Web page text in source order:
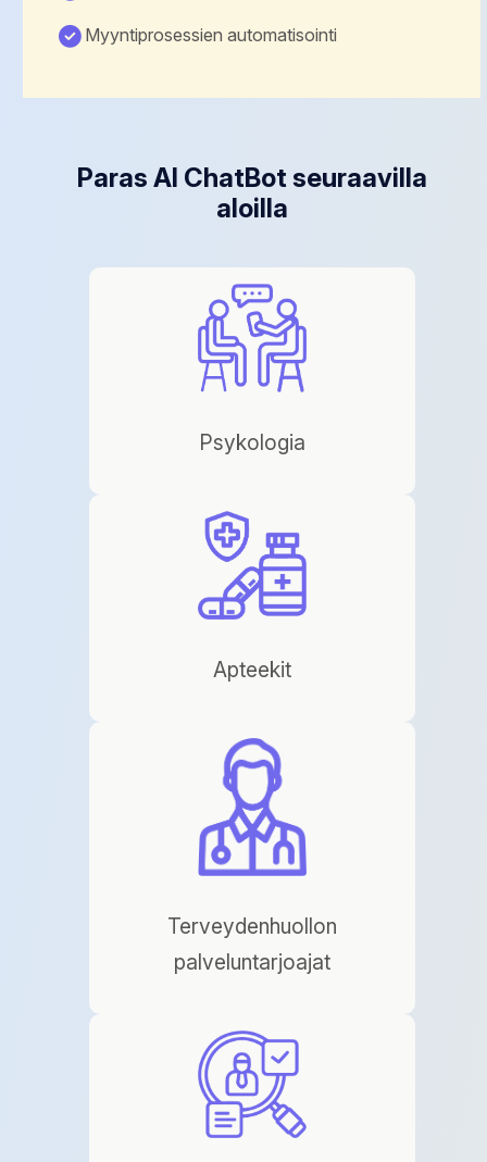
Myyntiprosessien automatisointi
Paras AI ChatBot seuraavilla
aloilla
Psykologia
Apteekit
Terveydenhuollon
palveluntarjoajat